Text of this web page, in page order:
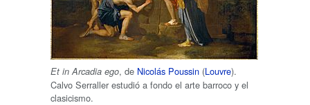
Et in Arcadia ego, de Nicolás Poussin (Louvre).
Calvo Serraller estudió a fondo el arte barroco y el
clasicismo.